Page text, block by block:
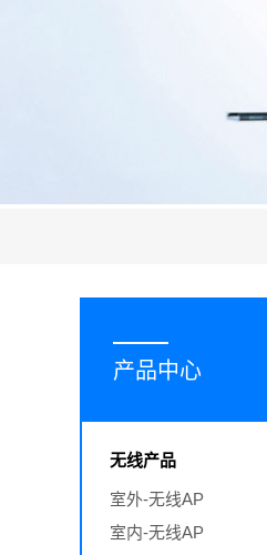
产品中心
无线产品
室外-无线AP
室内-无线AP